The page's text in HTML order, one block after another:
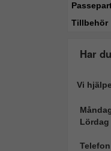
Tillbehör
Har
Vi
Lördag
Telefon